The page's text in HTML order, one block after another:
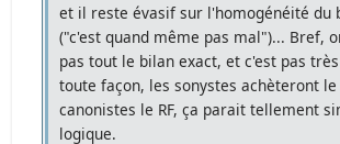
et il reste évasif sur l'homogénéité du
("c'est quand même pas mal")... Bref,
pas tout le bilan exact, et c'est pas
toute façon, les sonystes achèteront le
canonistes le RF, ça parait tellement
logique.